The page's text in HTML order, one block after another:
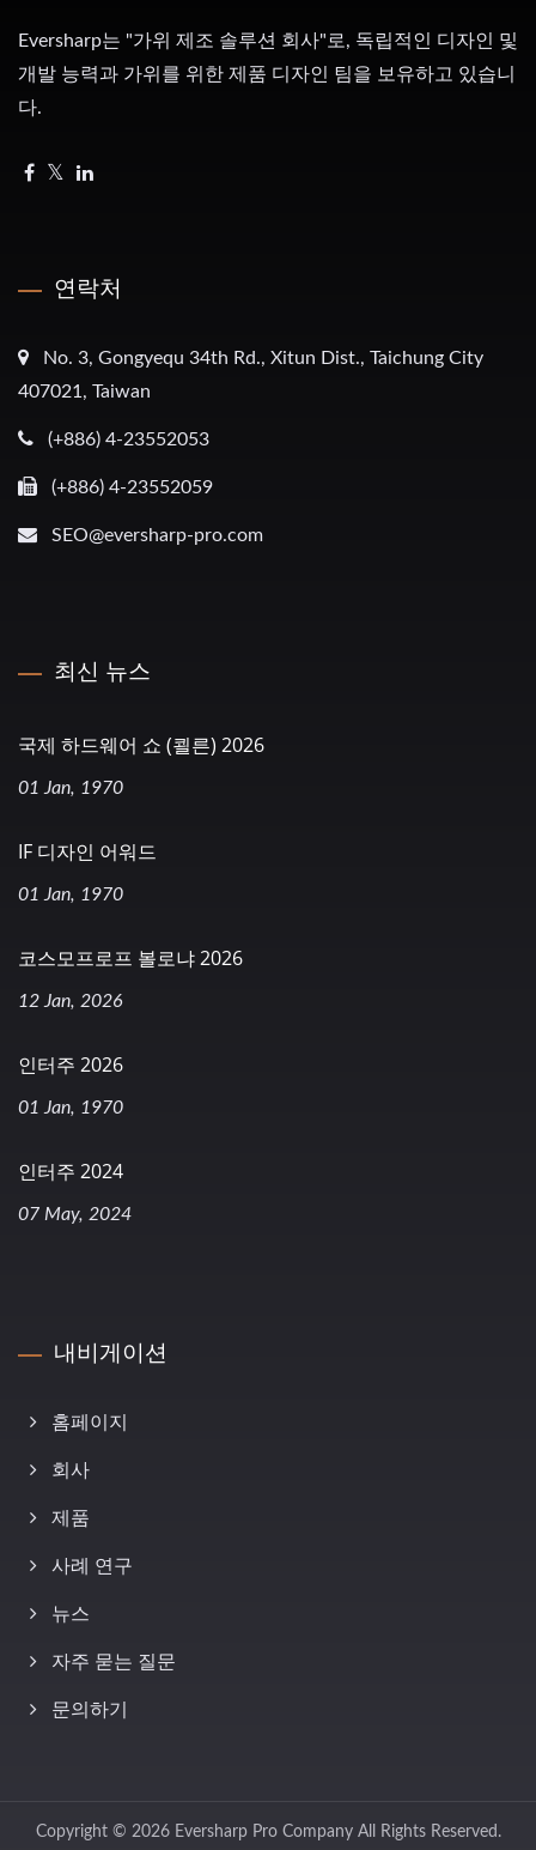
Eversharp는 "가위 제조 솔루션 회사"로, 독립적인 디자인 및
개발 능력과 가위를 위한 제품 디자인 팀을 보유하고 있습니
다.
연락처
No. 3, Gongyequ 34th Rd., Xitun Dist., Taichung City
407021, Taiwan
(+886) 4-23552053
(+886) 4-23552059
SEO@eversharp-pro.com
최신 뉴스
국제 하드웨어 쇼 (쾰른) 2026
01 Jan, 1970
IF 디자인 어워드
01 Jan, 1970
코스모프로프 볼로냐 2026
12 Jan, 2026
인터주 2026
01 Jan, 1970
인터주 2024
07 May, 2024
내비게이션
홈페이지
회사
제품
사례 연구
뉴스
자주 묻는 질문
문의하기
Copyright © 2026 Eversharp Pro CompanyAll Rights Reserved.